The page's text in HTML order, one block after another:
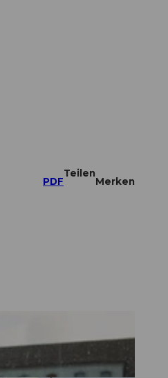
PDF
Teilen
Merken